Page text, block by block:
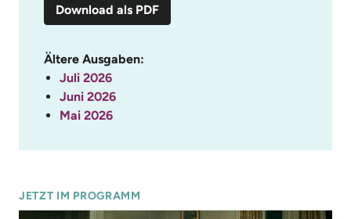
Download als PDF
Ältere Ausgaben:
Juli 2026
Juni 2026
Mai 2026
JETZT IM PROGRAMM